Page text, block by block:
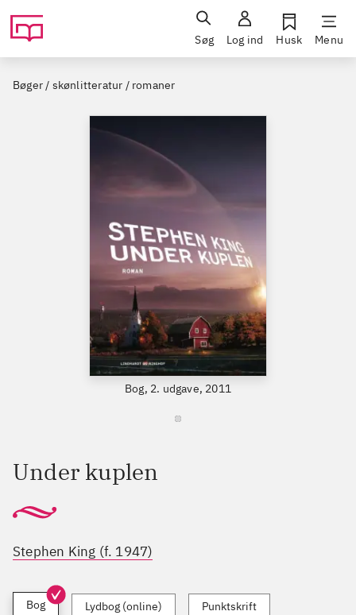
Søg Log ind Husk Menu
Bøger / skønlitteratur / romaner
Bog, 2. udgave, 2011
Under kuplen
Stephen King (f. 1947)
Bog Lydbog (online) Punktskrift